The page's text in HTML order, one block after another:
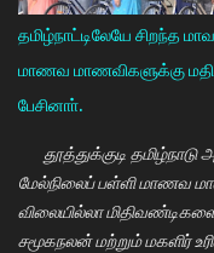
தமிழ்நாட்டிலேயே சிறந்த
மாணவ மாணவிகளுக்கு
பேசினாா்.
தூத்துக்குடி தமிழ்நாடு
மேல்நிலைப் பள்ளி மாணவ
விலையில்லா
சமூகநலன் மற்றும் மகளிர்